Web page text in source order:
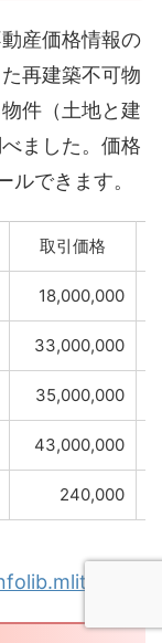
産価格情報の
再建築不可物
件（土地と建
ました。価格
できます。
取引価格
18,000,000
33,000,000
35,000,000
43,000,000
240,000